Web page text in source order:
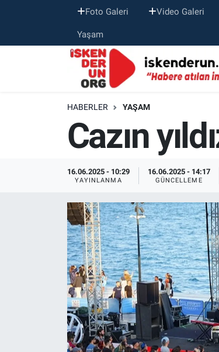
Foto Galeri Video Galeri
Yaşam
HABERLER YAŞAM
Cazın
16.06.2025 - 10:29
YAYINLANMA
16.06.2025 - 14:17
GÜNCELLEME